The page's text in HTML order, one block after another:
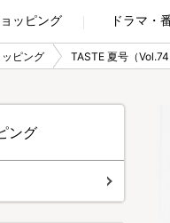
ッピング ドラマ・
ピング TASTE 夏号（Vol.74
ング